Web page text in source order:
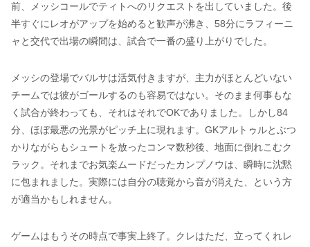
前、メッシコールでティトへのリクエストを出していました。後
半すぐにレオがアップを始めると歓声が沸き、58分にラフィーニ
ャと交代で出場の瞬間は、試合で一番の盛り上がりでした。
メッシの登場でバルサは活気付きますが、主力がほとんどいない
チームでは彼がゴールするのも容易ではない。そのまま何事もな
く試合が終わっても、それはそれでOKでありました。しかし84
分、ほぼ最悪の光景がピッチ上に現れます。GKアルトゥルとぶつ
かりながらもシュートを放ったコンマ数秒後、地面に倒れこむク
ラック。それまでお気楽ムードだったカンプノウは、瞬時に沈黙
に包まれました。実際には自分の聴覚から音が消えた、という方
が適当かもしれません。
ゲームはもうその時点で事実上終了。クレはただ、立ってくれレ